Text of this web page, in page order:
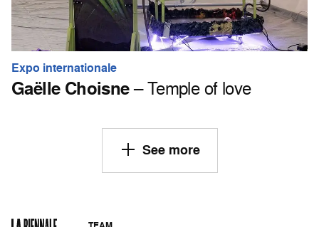
Expo internationale
Gaëlle Choisne– Temple of love
See more